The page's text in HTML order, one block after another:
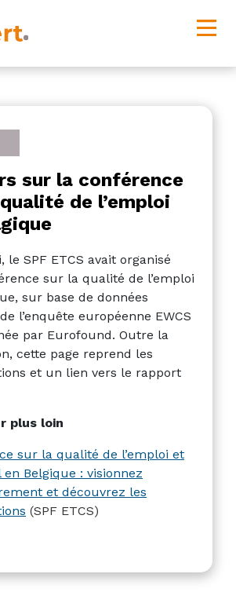
sur la conférence
de l’emploi
le SPF ETCS avait organisé
sur la qualité de l’emploi
sur base de données
l’enquête européenne EWCS
par Eurofound. Outre la
cette page reprend les
et un lien vers le rapport
plus loin
sur la qualité de l’emploi et
Belgique : visionnez
et découvrez les
(SPF ETCS)